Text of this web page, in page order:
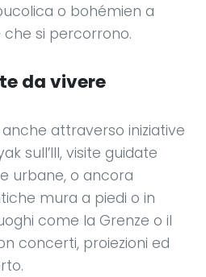
o bohémien a
si percorrono.
da vivere
attraverso iniziative
sull’Ill, visite guidate
urbane, o ancora
mura a piedi o in
come la Grenze o il
concerti, proiezioni ed